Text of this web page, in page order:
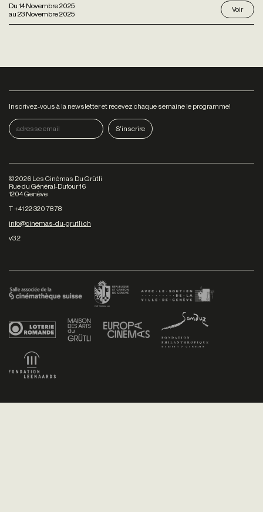
Du 14 Novembre 2025
au 23 Novembre 2025
Voir
Inscrivez-vous à la newsletter et recevez chaque semaine le programme!
©2026 Les Cinémas Du Grütli
Rue du Général-Dufour 16
1204 Genève
T +41 22 320 78 78
info@cinemas-du-grutli.ch
v3.2